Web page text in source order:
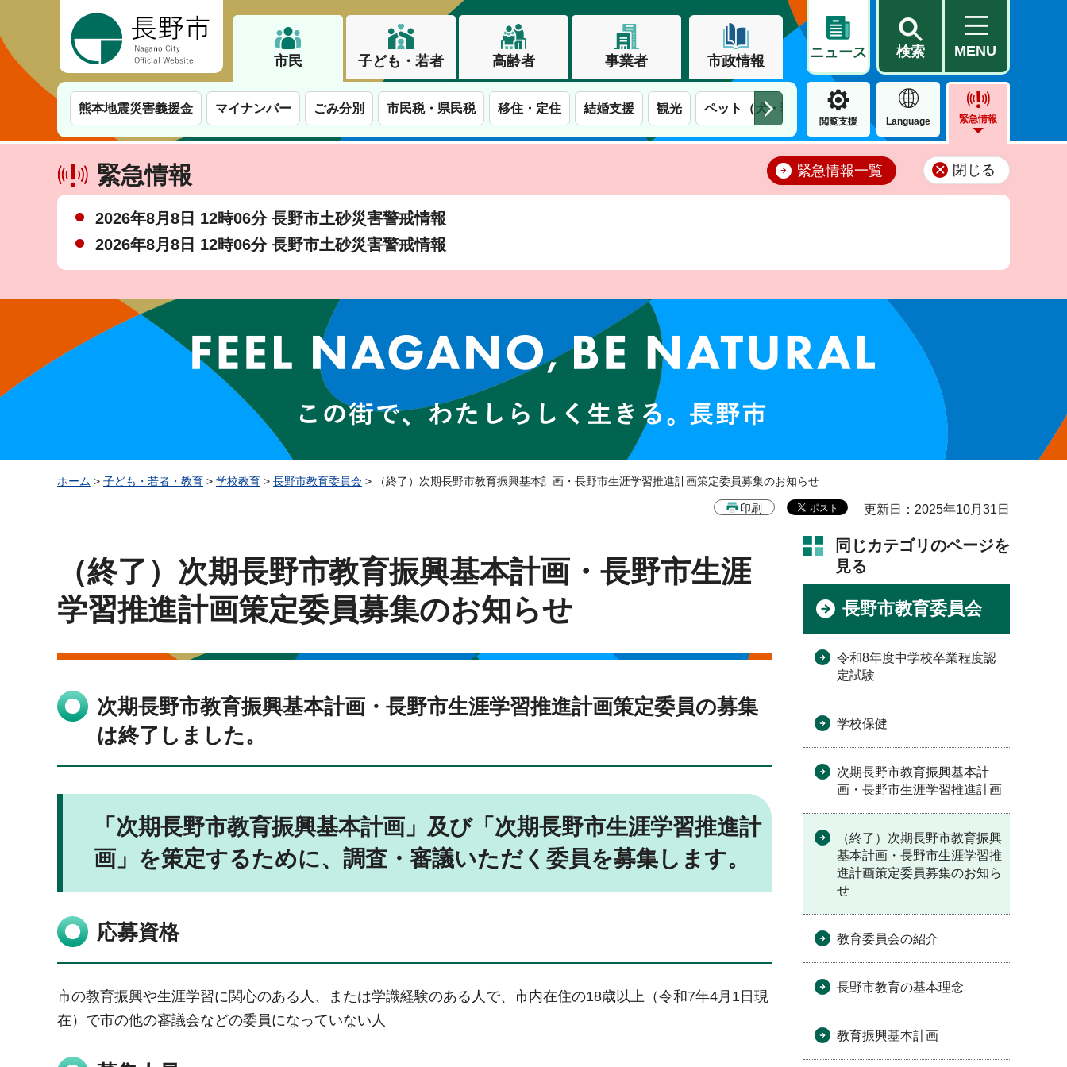
市民 子ども・若者 高齢者 事業者 市政情報
ニュース 検索 MENU
熊本地震災害義援金 マイナンバー ごみ分別 市民税・県民税 移住・定住 結婚支援 観光 ペット（犬・猫） 住民票・戸籍 公営住宅
閲覧支援 Language 緊急情報
緊急情報
2026年8月8日 12時06分 長野市土砂災害警戒情報
2026年8月8日 12時06分 長野市土砂災害警戒情報
緊急情報一覧 閉じる
この街で、わたしらしく生きる。長野市
ホーム > 子ども・若者・教育 > 学校教育 > 長野市教育委員会 > （終了）次期長野市教育振興基本計画・長野市生涯学習推進計画策定委員募集のお知らせ
印刷 更新日：2025年10月31日
（終了）次期長野市教育振興基本計画・長野市生涯
学習推進計画策定委員募集のお知らせ
次期長野市教育振興基本計画・長野市生涯学習推進計画策定委員の募集
は終了しました。
「次期長野市教育振興基本計画」及び「次期長野市生涯学習推進計
画」を策定するために、調査・審議いただく委員を募集します。
応募資格
市の教育振興や生涯学習に関心のある人、または学識経験のある人で、市内在住の18歳以上（令和7年4月1日現
在）で市の他の審議会などの委員になっていない人
同じカテゴリのページを
見る
長野市教育委員会
令和8年度中学校卒業程度認
定試験
学校保健
次期長野市教育振興基本計
画・長野市生涯学習推進計画
（終了）次期長野市教育振興
基本計画・長野市生涯学習推
進計画策定委員募集のお知ら
せ
教育委員会の紹介
長野市教育の基本理念
教育振興基本計画